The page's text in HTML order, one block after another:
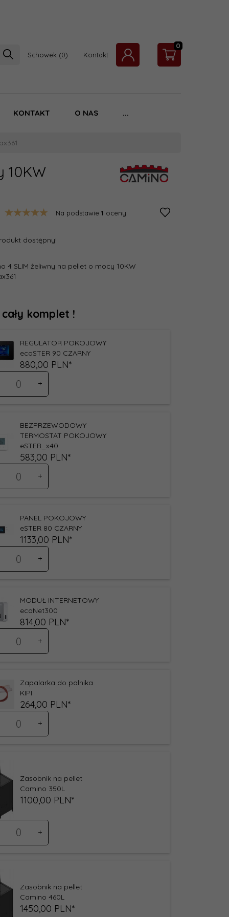
Schowek Kontakt
0
KONTAKT O NAS ...
10KW
Na podstawie 1 oceny
dostępny!
4 SLIM żeliwny na pellet o mocy 10KW
cały komplet !
REGULATOR POKOJOWY
ecoSTER 90 CZARNY
880,00 PLN*
BEZPRZEWODOWY
TERMOSTAT POKOJOWY
eSTER_x40
583,00 PLN*
PANEL POKOJOWY
eSTER 80 CZARNY
1133,00 PLN*
MODUŁ INTERNETOWY
ecoNet300
814,00 PLN*
Zapalarka do palnika
KIPI
264,00 PLN*
Zasobnik na pellet
Camino 350L
1100,00 PLN*
Zasobnik na pellet
Camino 460L
1450,00 PLN*